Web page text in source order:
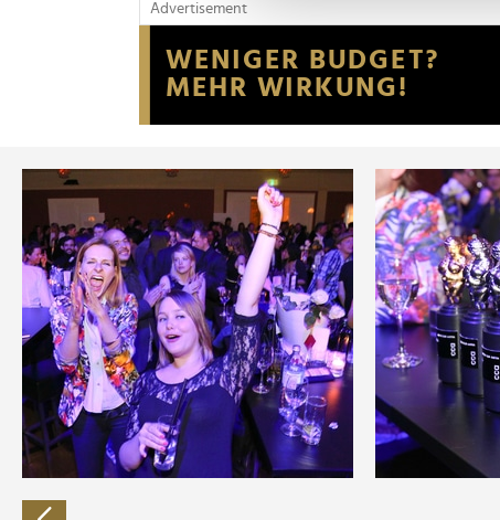
Website an unsere Partner
möglicherweise mit weiteren
der Dienste gesammelt haben.
Advertisement